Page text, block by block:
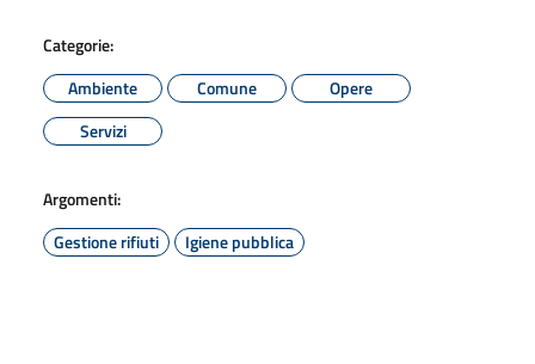
Categorie:
Ambiente
Comune
Opere
Servizi
Argomenti:
Gestione rifiuti
Igiene pubblica